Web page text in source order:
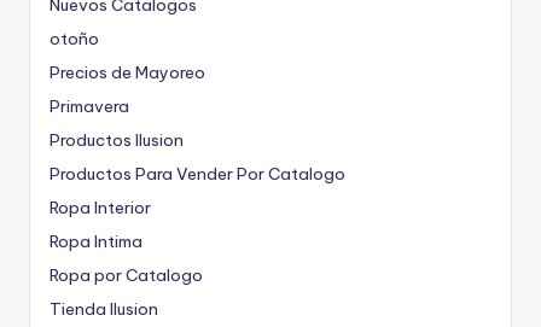
Nuevos Catalogos
otoño
Precios de Mayoreo
Primavera
Productos Ilusion
Productos Para Vender Por Catalogo
Ropa Interior
Ropa Intima
Ropa por Catalogo
Tienda Ilusion